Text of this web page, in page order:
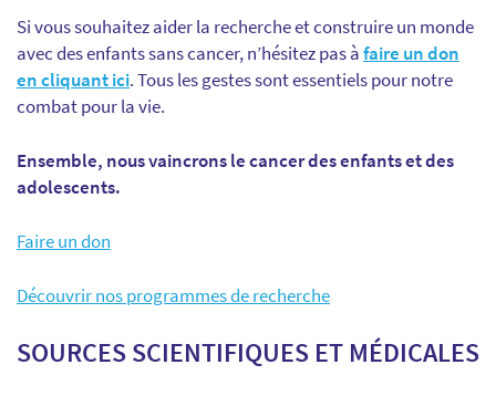
Si vous souhaitez aider la recherche et construire un monde
avec des enfants sans cancer, n’hésitez pas àfaire un don
en cliquant ici. Tous les gestes sont essentiels pour notre
combat pour la vie.
Ensemble, nous vaincrons le cancer des enfants et des
adolescents.
Faire un don
Découvrir nos programmes de recherche
SOURCES SCIENTIFIQUES ET MÉDICALES